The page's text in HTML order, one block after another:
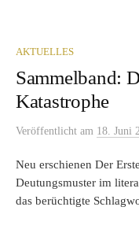
AKTUELLES
Sammelband:
Katastrophe
Veröffentlicht am 18. Juni
Neu erschienen Der
Deutungsmuster im
das berüchtigte